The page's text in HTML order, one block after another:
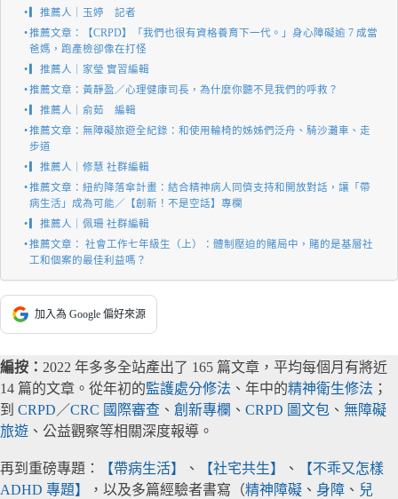
▎推薦人｜玉婷 記者
推薦文章：【CRPD】「我們也很有資格養育下一代。」身心障礙逾 7 成當
爸媽，跑產檢卻像在打怪
▎推薦人｜家瑩 實習編輯
推薦文章：黃靜盈／心理健康司長，為什麼你聽不見我們的呼救？
▎推薦人｜俞茹 編輯
推薦文章：無障礙旅遊全紀錄：和使用輪椅的姊姊們泛舟、騎沙灘車、走
步道
▎推薦人｜修慧 社群編輯
推薦文章：紐約降落傘計畫：結合精神病人同儕支持和開放對話，讓「帶
病生活」成為可能／【創新！不是空話】專欄
▎推薦人｜佩珊 社群編輯
推薦文章： 社會工作七年級生（上）：體制壓迫的賭局中，賭的是基層社
工和個案的最佳利益嗎？
加入為 Google 偏好來源
編按： 2022 年多多全站產出了 165 篇文章，平均每個月有將近
14 篇的文章。從年初的監護處分修法 、年中的精神衛生修法 ；
到 CRPD ／CRC 國際審查 、 創新專欄 、 CRPD 圖文包 、 無障礙
旅遊 、公益觀察等相關深度報導。
再到重磅專題： 【帶病生活】 、 【社宅共生】 、
【不乖又怎樣
ADHD 專題】
，以及多篇經驗者書寫（精神障礙 、 身障 、 兒